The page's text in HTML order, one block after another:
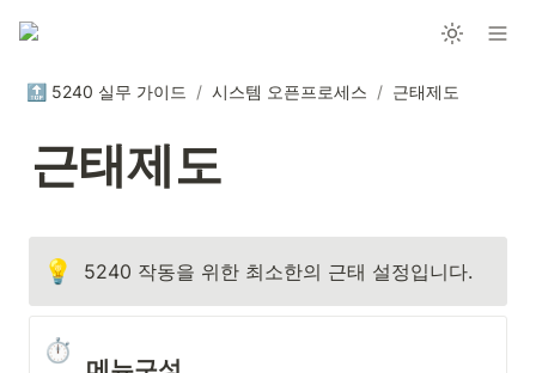
🔝 5240 실무 가이드 / 시스템 오픈프로세스 / 근태제도
근태제도
💡 5240 작동을 위한 최소한의 근태 설정입니다.
⏱️